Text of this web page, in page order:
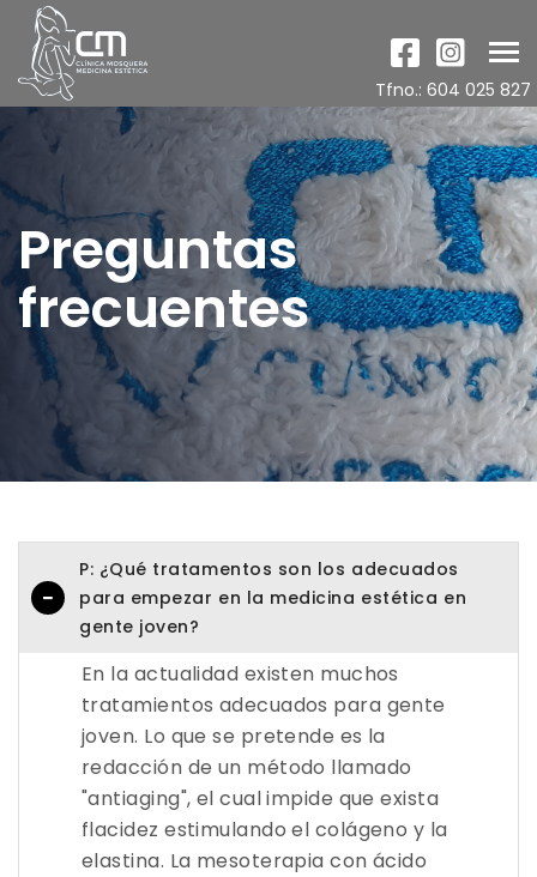
Tfno.: 604 025 827
Preguntas
frecuentes
P: ¿Qué tratamentos son los adecuados
para empezar en la medicina estética en
gente joven?
En la actualidad existen muchos
tratamientos adecuados para gente
joven. Lo que se pretende es la
redacción de un método llamado
"antiaging", el cual impide que exista
flacidez estimulando el colágeno y la
elastina. La mesoterapia con ácido